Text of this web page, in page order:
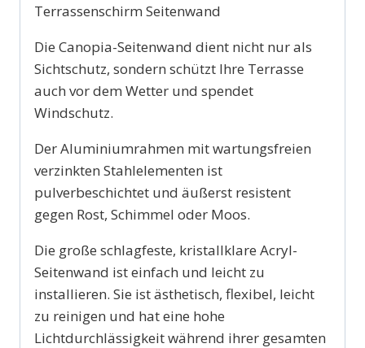
Terrassenschirm Seitenwand
Die Canopia-Seitenwand dient nicht nur als
Sichtschutz, sondern schützt Ihre Terrasse
auch vor dem Wetter und spendet
Windschutz.
Der Aluminiumrahmen mit wartungsfreien
verzinkten Stahlelementen ist
pulverbeschichtet und äußerst resistent
gegen Rost, Schimmel oder Moos.
Die große schlagfeste, kristallklare Acryl-
Seitenwand ist einfach und leicht zu
installieren. Sie ist ästhetisch, flexibel, leicht
zu reinigen und hat eine hohe
Lichtdurchlässigkeit während ihrer gesamten